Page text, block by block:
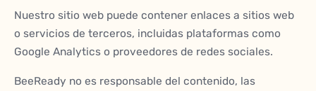
Nuestro sitio web puede contener enlaces a sitios web
o servicios de terceros, incluidas plataformas como
Google Analytics o proveedores de redes sociales.
BeeReady no es responsable del contenido, las